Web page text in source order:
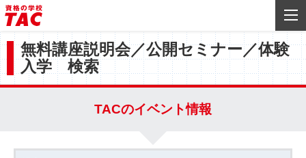
無料講座説明会／公開セミナー／体験
入学 検索
TACのイベント情報